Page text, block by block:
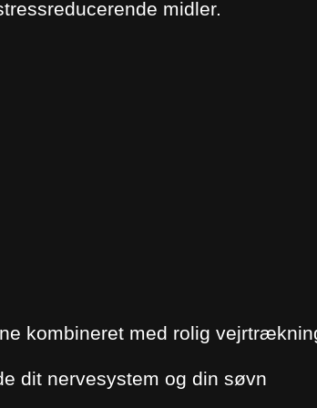
midler.
kombineret med rolig
dit nervesystem og din søvn